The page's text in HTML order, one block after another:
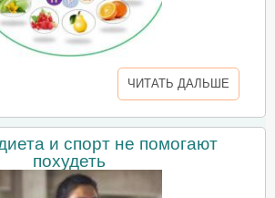
ЧИТАТЬ ДАЛЬШЕ
и спорт не помогают
похудеть